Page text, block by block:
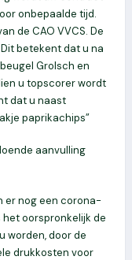
onbepaalde tijd.
de CAO VVCS. De
betekent dat u na
Grolsch en
u topscorer wordt
dat u naast
paprikachips”
aanvulling
er nog een corona-
oorspronkelijk de
worden, door de
drukkosten voor